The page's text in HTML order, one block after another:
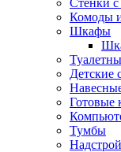
Стенки с
Комоды
Шкафы
Детские
Готовые
Тумбы